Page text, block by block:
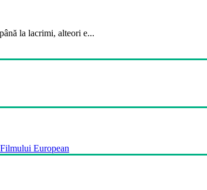
la lacrimi, alteori e...